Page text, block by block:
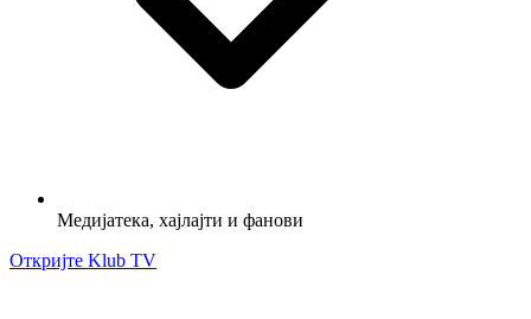
Медијатека, хајлајти и фанови
Откријте Klub TV